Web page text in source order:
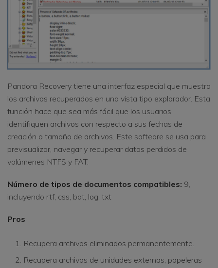
Pandora Recovery tiene una interfaz especial que muestra
los archivos recuperados en una vista tipo explorador. Esta
función hace que sea más fácil que los usuarios
identifiquen archivos con respecto a sus fechas de
creación o tamaño de archivos. Este softeare se usa para
previsualizar, navegar y recuperar datos perdidos de
volúmenes NTFS y FAT.
Número de tipos de documentos compatibles: 9,
incluyendo rtf, css, bat, log, txt
Pros
Recupera archivos eliminados permanentemente.
Recupera archivos de unidades externas, papeleras